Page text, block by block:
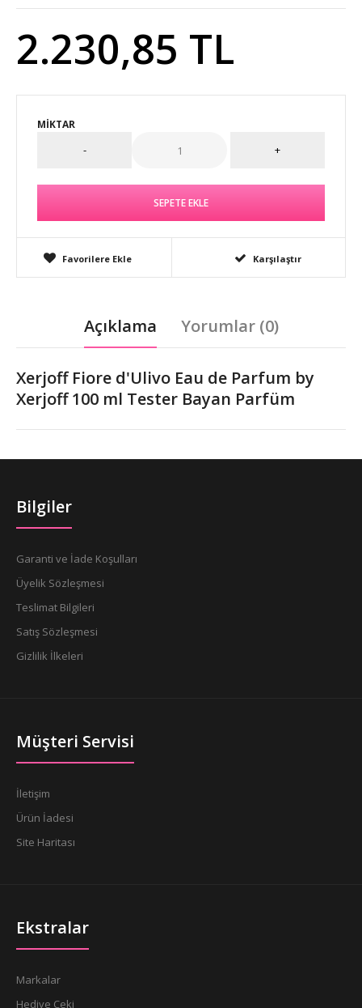
2.230,85 TL
MIKTAR
Favorilere Ekle Karşılaştır
Açıklama Yorumlar (0)
Xerjoff Fiore d'Ulivo Eau de Parfum by
Xerjoff 100 ml Tester Bayan Parfüm
Bilgiler
Garanti ve İade Koşulları
Üyelik Sözleşmesi
Teslimat Bilgileri
Satış Sözleşmesi
Gizlilik İlkeleri
Müşteri Servisi
İletişim
Ürün İadesi
Site Haritası
Ekstralar
Markalar
Hediye Çeki